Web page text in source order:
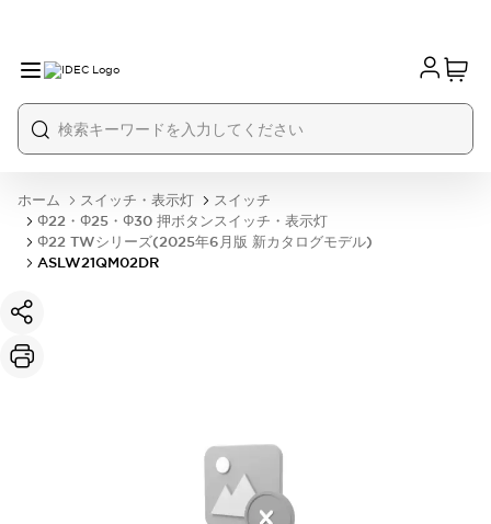
ホーム スイッチ・表示灯
スイッチ
Φ22・Φ25・Φ30 押ボタンスイッチ・表示灯
Φ22 TWシリーズ(2025年6月版 新カタログモデル)
ASLW21QM02DR